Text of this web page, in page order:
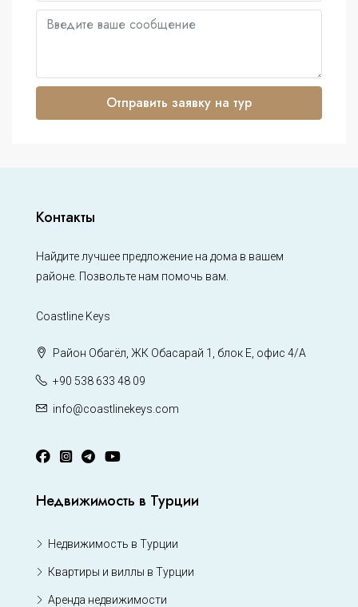
Отправить заявку на тур
Контакты
Найдите лучшее предложение на дома в вашем
районе. Позвольте нам помочь вам.
Coastline Keys
Район Обагёл, ЖК Обасарай 1, блок Е, офис 4/А
+90 538 633 48 09
info@coastlinekeys.com
Недвижимость в Турции
Недвижимость в Турции
Квартиры и виллы в Турции
Аренда недвижимости